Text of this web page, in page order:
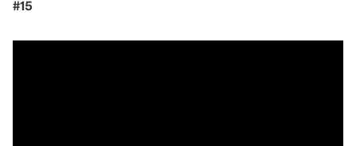
#15